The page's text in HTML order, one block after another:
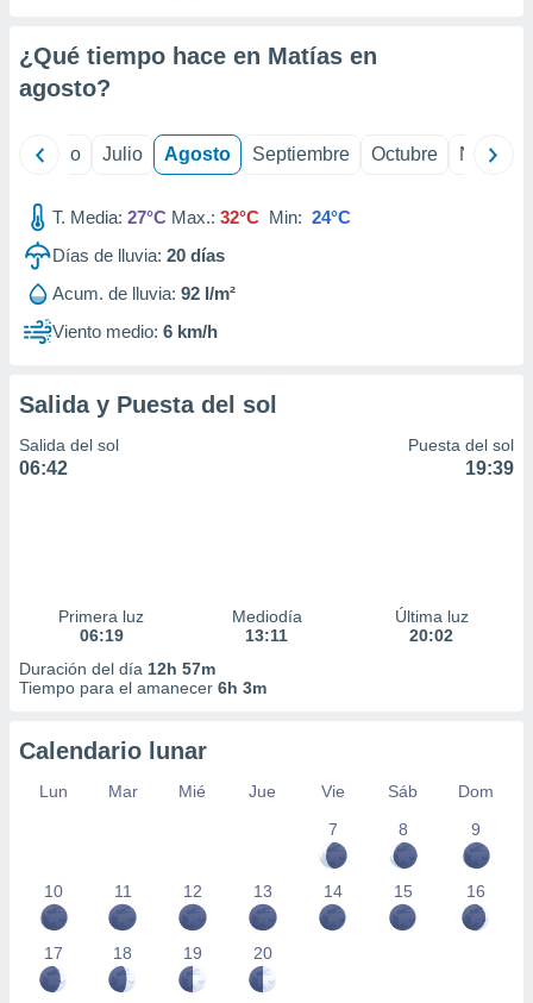
e
mediante
publicidad
publicidad
de
1199
¿Qué tiempo hace en Matías en
agosto?
Junio Julio Agosto Septiembre Octubre
T. Media: 27°C Max.: 32°C Min: 24°C
Días de lluvia: 20 días
Acum. de lluvia: 92 l/m²
Viento medio: 6 km/h
Salida y Puesta del sol
Salida del sol
06:42
Puesta del sol
19:39
Primera luz
06:19
Mediodía
13:11
Última luz
20:02
Duración del día 12h 57m
Tiempo para el amanecer 6h 3m
Calendario lunar
Lun Mar Mié Jue Vie Sáb
Dom
7
8 9
10 11 12 13 14 15 16
17 18 19 20